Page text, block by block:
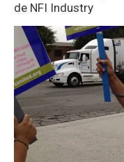
de NFI Industry